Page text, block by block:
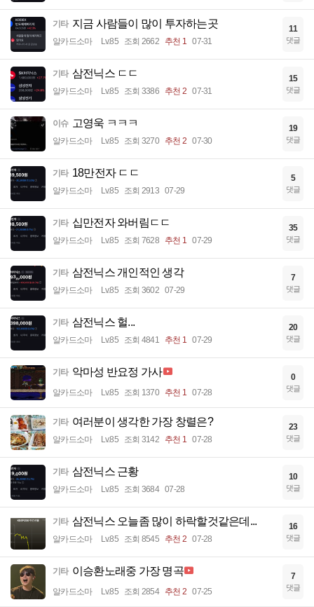
기타 지금 사람들이 많이 투자하는곳
알카드소마 Lv.85 조회 2662 추천 1 07-31
11
댓글
기타 삼전닉스 ㄷㄷ
알카드소마 Lv.85 조회 3386 추천 2 07-31
15
댓글
이슈 고영욱 ㅋㅋㅋ
알카드소마 Lv.85 조회 3270 추천 2 07-30
19
댓글
기타 18만전자 ㄷㄷ
알카드소마 Lv.85 조회 2913 07-29
5
댓글
기타 십만전자 와버림ㄷㄷ
알카드소마 Lv.85 조회 7628 추천 1 07-29
35
댓글
기타 삼전닉스 개인적인 생각
알카드소마 Lv.85 조회 3602 07-29
7
댓글
기타 삼전닉스 헐...
알카드소마 Lv.85 조회 4841 추천 1 07-29
20
댓글
기타 악마성 반요정 가사
알카드소마 Lv.85 조회 1370 추천 1 07-28
0
댓글
기타 여러분이 생각한 가장 창렬은?
알카드소마 Lv.85 조회 3142 추천 1 07-28
23
댓글
기타 삼전닉스 근황
알카드소마 Lv.85 조회 3684 07-28
10
댓글
기타 삼전닉스 오늘좀 많이 하락할것같은데...
알카드소마 Lv.85 조회 8545 추천 2 07-28
16
댓글
기타 이승환노래중 가장 명곡
알카드소마 Lv.85 조회 2854 추천 2 07-25
7
댓글